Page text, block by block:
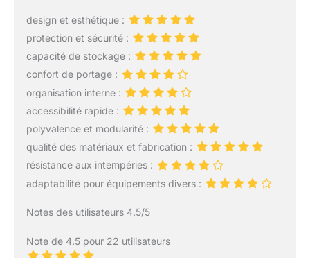
design et esthétique :
protection et sécurité :
capacité de stockage :
confort de portage :
organisation interne :
accessibilité rapide :
polyvalence et modularité :
qualité des matériaux et fabrication :
résistance aux intempéries :
adaptabilité pour équipements divers :
Notes des utilisateurs 4.5/5
Note de 4.5 pour 22 utilisateurs